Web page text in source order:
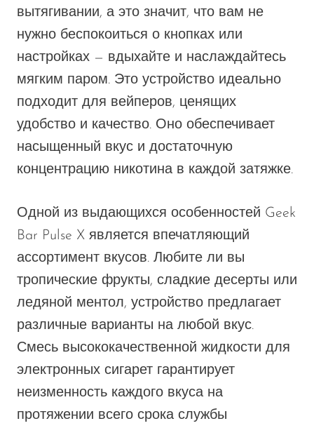
вытягивании, а это значит, что вам не
нужно беспокоиться о кнопках или
настройках — вдыхайте и наслаждайтесь
мягким паром. Это устройство идеально
подходит для вейперов, ценящих
удобство и качество. Оно обеспечивает
насыщенный вкус и достаточную
концентрацию никотина в каждой затяжке.
Одной из выдающихся особенностей Geek
Bar Pulse X является впечатляющий
ассортимент вкусов. Любите ли вы
тропические фрукты, сладкие десерты или
ледяной ментол, устройство предлагает
различные варианты на любой вкус.
Смесь высококачественной жидкости для
электронных сигарет гарантирует
неизменность каждого вкуса на
протяжении всего срока службы